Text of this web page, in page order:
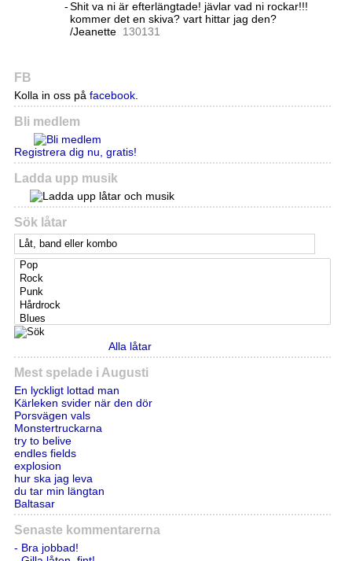
-Shit va ni är efterlängtade! jävlar vad ni rockar!!!
kommer det en skiva? vart hittar jag den?
/Jeanette 130131
FB
Kolla in oss på facebook.
Bli medlem
Registrera dig nu, gratis!
Ladda upp musik
Sök låtar
Alla låtar
Mest spelade i Augusti
En lyckligt lottad man
Kärleken svider när den dör
Porsvägen vals
Monstertruckarna
try to belive
endles fields
explosion
hur ska jag leva
du tar min längtan
Baltasar
Senaste kommentarerna
- Bra jobbad!